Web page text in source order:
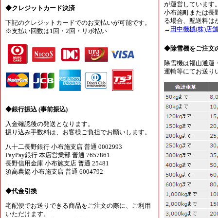
◆クレジットカード決済
下記のクレジットカードでのお支払いが可能です。
※支払い回数は1回・2回・リボ払い
◆銀行振込 (事前振込)
入金確認後の発送となります。
振り込み手数料は、お客様ご負担でお願いします。
八十二長野銀行 小布施支店 普通 0002993
PayPay銀行 本店営業部 普通 7657861
長野信用金庫 小布施支店 普通 25481
須高農協 小布施支店 普通 6004792
◆代金引換
宅配便でお送りできる商品をご注文の際に、ご利用
いただけます。
が運営しています
小布施町または長
る場合、配送料は
→ 田中機械(株)店
◆除雪機をご注文
除雪機は福山通運
運輸等にてお送り